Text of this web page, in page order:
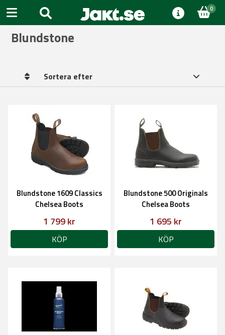
0
Blundstone
Sortera efter
Blundstone 1609 Classics
Chelsea Boots
1 799 kr
KÖP
Blundstone 500 Originals
Chelsea Boots
1 695 kr
KÖP